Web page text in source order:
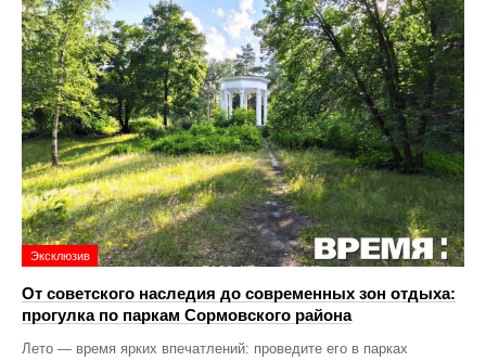
Эксклюзив
От советского наследия до современных зон отдыха:
прогулка по паркам Сормовского района
Лето — время ярких впечатлений: проведите его в парках